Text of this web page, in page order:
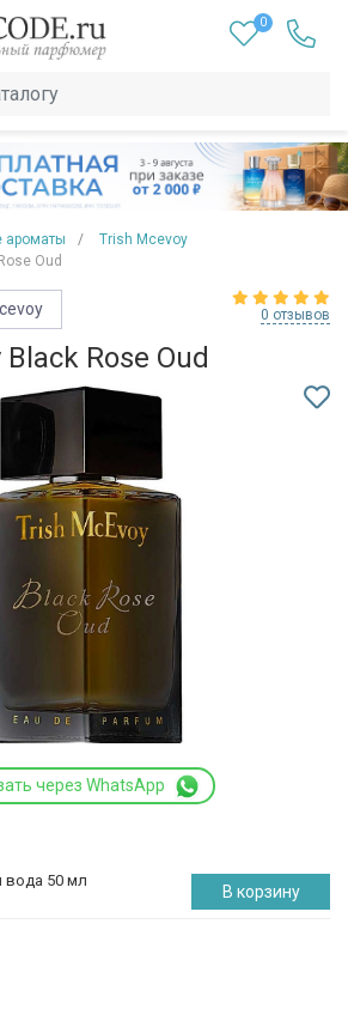
0
ароматы
Trish Mcevoy
Oud
0 отзывов
Rose Oud
через WhatsApp
50 мл
В корзину